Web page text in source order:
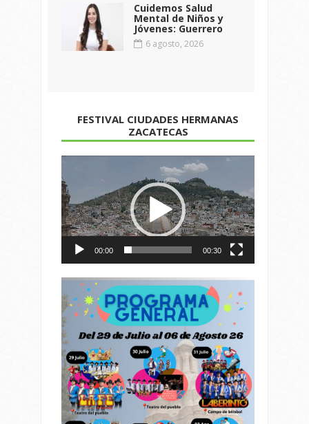
Cuidemos Salud
Mental de Niños y
Jóvenes: Guerrero
6 agosto, 2026
FESTIVAL CIUDADES HERMANAS
ZACATECAS
de
vídeo
00:00 00:30